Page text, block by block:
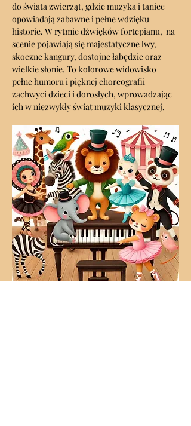
do świata zwierząt, gdzie muzyka i taniec
opowiadają zabawne i pełne wdzięku
historie. W rytmie dźwięków fortepianu,  na
scenie pojawiają się majestatyczne lwy,
skoczne kangury, dostojne łabędzie oraz
wielkie słonie. To kolorowe widowisko
pełne humoru i pięknej choreografii
zachwyci dzieci i dorosłych, wprowadzając
ich w niezwykły świat muzyki klasycznej.